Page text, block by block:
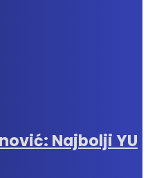
Najbolji YU